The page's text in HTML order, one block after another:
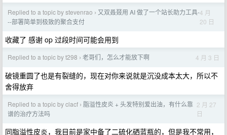
Replied to a topic by stevenrao › 又双叒叕用 AI 做了一个站长助力工具-
--部署简单到极致的聚合支付
4 月
20 日
收藏了 感谢 op 过段时间可能会用到
Replied to a topic by t298 › 老哥们，怎么才能放下啊 4 月 3 日
破镜重圆了也是有裂缝的，现在对你来说就是沉没成本太大，所以不
舍得放弃
Replied to a topic by clacf › 脂溢性皮炎 + 头发特别爱出油，有什么靠
谱的治疗方法吗
2 月 27
日
同脂溢性皮炎，我目前是家中备了二硫化硒蓝瓶的，但是我不常用，